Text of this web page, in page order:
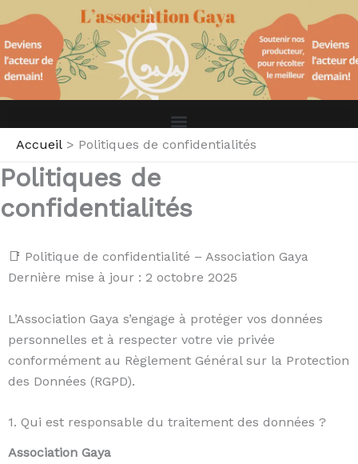
au
contenu
Accueil Politiques de confidentialités
Politiques de
confidentialités
📑 Politique de confidentialité – Association Gaya
Dernière mise à jour : 2 octobre 2025
L’Association Gaya s’engage à protéger vos données
personnelles et à respecter votre vie privée
conformément au Règlement Général sur la Protection
des Données (RGPD).
1. Qui est responsable du traitement des données ?
Association Gaya